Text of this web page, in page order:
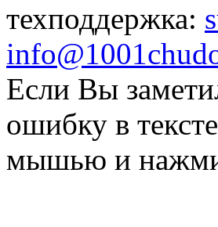
техподдержка:
Если Вы
ошибку в
мышью и